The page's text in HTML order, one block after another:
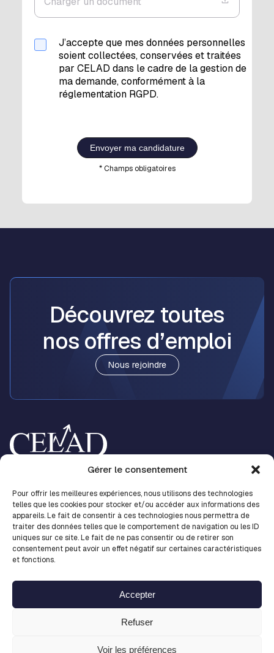
Gérer le consentement
Pour offrir les meilleures expériences, nous utilisons des technologies
telles que les cookies pour stocker et/ou accéder aux informations des
appareils. Le fait de consentir à ces technologies nous permettra de
traiter des données telles que le comportement de navigation ou les ID
uniques sur ce site. Le fait de ne pas consentir ou de retirer son
consentement peut avoir un effet négatif sur certaines caractéristiques
et fonctions.
Accepter
Refuser
Voir les préférences
J’accepte que mes données personnelles
soient collectées, conservées et traitées
par CELAD dans le cadre de la gestion de
ma demande, conformément à la
réglementation RGPD.
Envoyer ma candidature
* Champs obligatoires
Découvrez toutes
nos offres d’emploi
Nous rejoindre
Nos solutions
CELAD
Les news
Contact
Fiches métiers
LinkedIn